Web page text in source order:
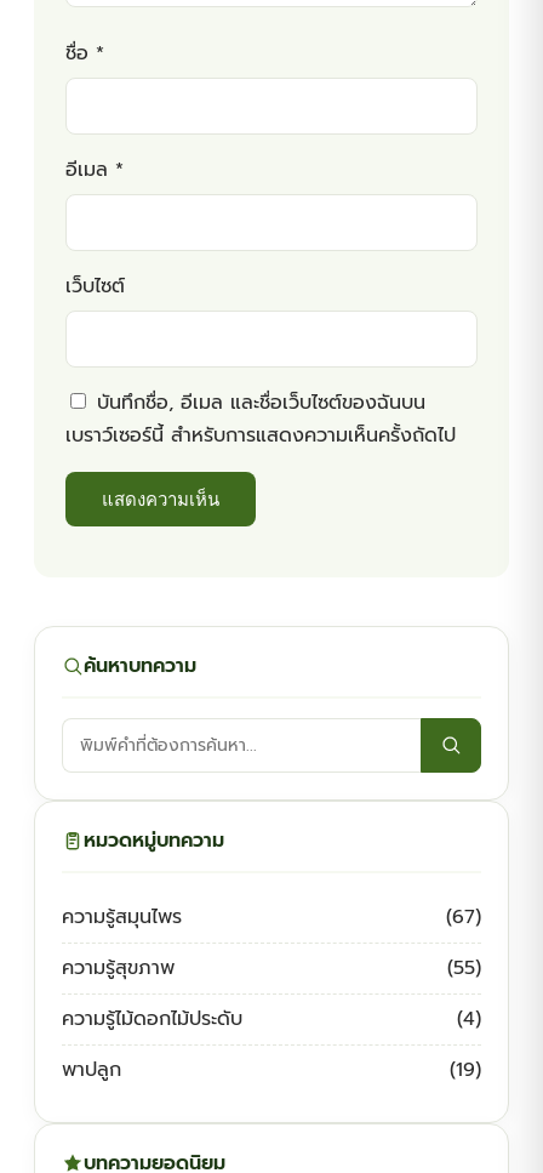
ชื่อ *
อีเมล *
เว็บไซต์
บันทึกชื่อ, อีเมล และชื่อเว็บไซต์ของฉันบน
เบราว์เซอร์นี้ สำหรับการแสดงความเห็นครั้งถัดไป
ค้นหาบทความ
ค้นหา
บทความ:
หมวดหมู่บทความ
ความรู้สมุนไพร
(67)
ความรู้สุขภาพ
(55)
ความรู้ไม้ดอกไม้ประดับ
(4)
พาปลูก
(19)
บทความยอดนิยม